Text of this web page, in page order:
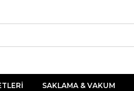
SAKLAMA & VAKUM